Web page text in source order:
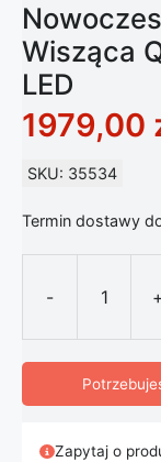
Wisząca
LED
1979,00
SKU: 35534
Termin dostawy
- +
Zapytaj o